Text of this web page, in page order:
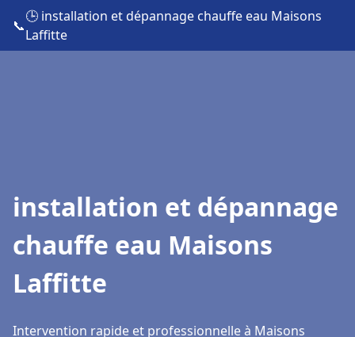
📞
🕒 installation et dépannage chauffe eau Maisons
Laffitte
installation et dépannage
chauffe eau Maisons
Laffitte
Intervention rapide et professionnelle à Maisons